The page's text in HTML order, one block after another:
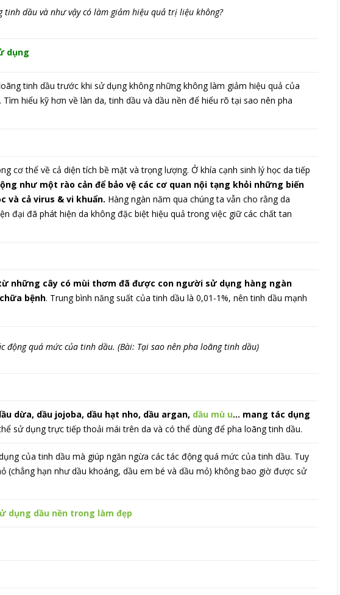
tinh dầu và như vậy có làm giảm hiệu quả trị liệu không?
dụng
tinh dầu trước khi sử dụng không những không làm giảm hiệu quả của
hiểu kỹ hơn về làn da, tinh dầu và dầu nền để hiểu rõ tại sao nên pha
cơ thể về cả diện tích bề mặt và trọng lượng. Ở khía cạnh sinh lý học da tiếp
như một rào cản để bảo vệ các cơ quan nội tạng khỏi những biến
và cả virus & vi khuẩn. Hàng ngàn năm qua chúng ta vẫn cho rằng da
đại đã phát hiện da không đặc biệt hiệu quả trong việc giữ các chất tan
những cây có mùi thơm đã được con người sử dụng hàng ngàn
bệnh. Trung bình năng suất của tinh dầu là 0,01-1%, nên tinh dầu mạnh
động quá mức của tinh dầu. (Bài: Tại sao nên pha loãng tinh dầu)
dừa, dầu jojoba, dầu hạt nho, dầu argan, dầu mù u… mang tác dụng
sử dụng trực tiếp thoải mái trên da và có thể dùng để pha loãng tinh dầu.
của tinh dầu mà giúp ngăn ngừa các tác động quá mức của tinh dầu. Tuy
(chẳng hạn như dầu khoáng, dầu em bé và dầu mỏ) không bao giờ được sử
dụng dầu nền trong làm đẹp